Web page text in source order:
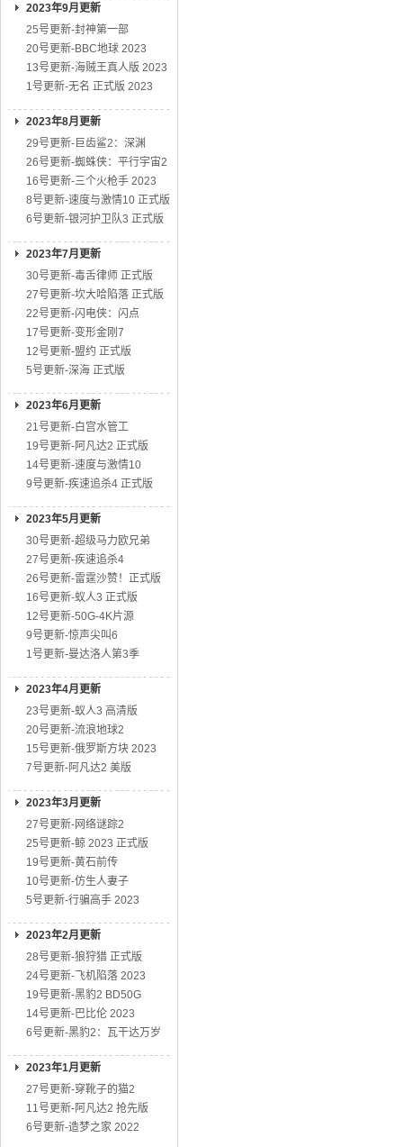
2023年9月更新
25号更新-封神第一部
20号更新-BBC地球 2023
13号更新-海贼王真人版 2023
1号更新-无名 正式版 2023
2023年8月更新
29号更新-巨齿鲨2：深渊
26号更新-蜘蛛侠：平行宇宙2
16号更新-三个火枪手 2023
8号更新-速度与激情10 正式版
6号更新-银河护卫队3 正式版
2023年7月更新
30号更新-毒舌律师 正式版
27号更新-坎大哈陷落 正式版
22号更新-闪电侠：闪点
17号更新-变形金刚7
12号更新-盟约 正式版
5号更新-深海 正式版
2023年6月更新
21号更新-白宫水管工
19号更新-阿凡达2 正式版
14号更新-速度与激情10
9号更新-疾速追杀4 正式版
2023年5月更新
30号更新-超级马力欧兄弟
27号更新-疾速追杀4
26号更新-雷霆沙赞！正式版
16号更新-蚁人3 正式版
12号更新-50G-4K片源
9号更新-惊声尖叫6
1号更新-曼达洛人第3季
2023年4月更新
23号更新-蚁人3 高清版
20号更新-流浪地球2
15号更新-俄罗斯方块 2023
7号更新-阿凡达2 美版
2023年3月更新
27号更新-网络谜踪2
25号更新-鲸 2023 正式版
19号更新-黄石前传
10号更新-仿生人妻子
5号更新-行骗高手 2023
2023年2月更新
28号更新-狼狩猎 正式版
24号更新-飞机陷落 2023
19号更新-黑豹2 BD50G
14号更新-巴比伦 2023
6号更新-黑豹2：瓦干达万岁
2023年1月更新
27号更新-穿靴子的猫2
11号更新-阿凡达2 抢先版
6号更新-造梦之家 2022